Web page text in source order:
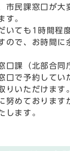
市民課窓口が大
す。
いても1時間程
ので、お時間に
口課（北部合同
口で予約してい
りいただけます
努めております
します。